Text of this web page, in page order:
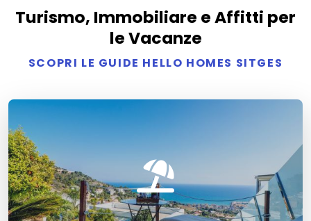
Turismo, Immobiliare e Affitti per
le Vacanze
SCOPRI LE GUIDE HELLO HOMES SITGES